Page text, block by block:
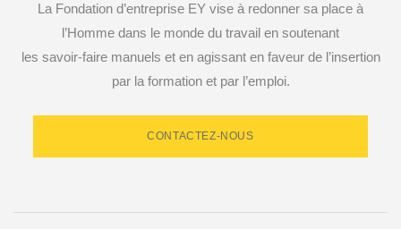
La Fondation d’entreprise EY vise à redonner sa place à
l’Homme dans le monde du travail en soutenant
les savoir-faire manuels et en agissant en faveur de l’insertion
par la formation et par l’emploi.
CONTACTEZ-NOUS